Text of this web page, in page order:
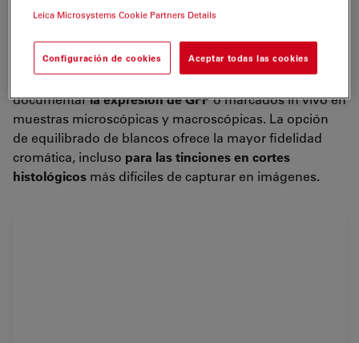
una monitorización precisade los procesos de
imágenes por segundo.
La cámara Leica DFC310 FX es perfecta para
documentarla expresión de GFPo marcados in vivo en
muestras microscópicas y macroscópicas. La opción
de equilibrado de blancos ofrece la mayor fidelidad
cromática, incluso para las tinciones en cortes
histológicos más difíciles de capturar en imágenes.
Leica Microsystems Cookie Partners Details
Configuración de cookies Aceptar todas las cookies